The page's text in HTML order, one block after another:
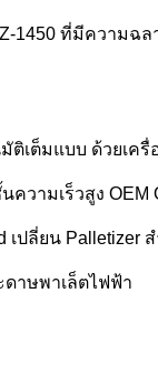
1450 ที่มีความฉ
ติเต็มแบบ ด้วยเค
ความเร็วสูง OEM
ปลี่ยน Palletizer
ดาษพาเล็ตไฟฟ้า